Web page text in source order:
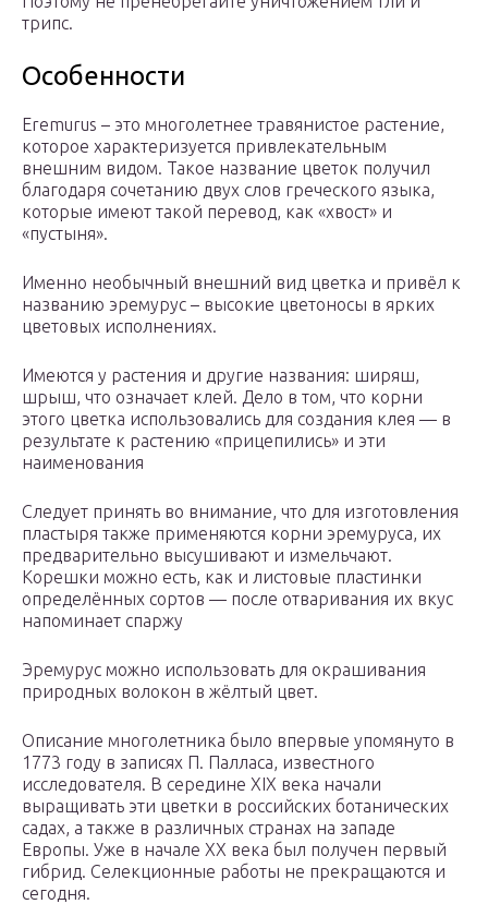
трипс.
Особенности
Eremurus – это многолетнее травянистое растение,
которое характеризуется привлекательным
внешним видом. Такое название цветок получил
благодаря сочетанию двух слов греческого языка,
которые имеют такой перевод, как «хвост» и
«пустыня».
Именно необычный внешний вид цветка и привёл к
названию эремурус – высокие цветоносы в ярких
цветовых исполнениях.
Имеются у растения и другие названия: ширяш,
шрыш, что означает клей. Дело в том, что корни
этого цветка использовались для создания клея — в
результате к растению «прицепились» и эти
наименования
Следует принять во внимание, что для изготовления
пластыря также применяются корни эремуруса, их
предварительно высушивают и измельчают.
Корешки можно есть, как и листовые пластинки
определённых сортов — после отваривания их вкус
напоминает спаржу
Эремурус можно использовать для окрашивания
природных волокон в жёлтый цвет.
Описание многолетника было впервые упомянуто в
1773 году в записях П. Палласа, известного
исследователя. В середине XIX века начали
выращивать эти цветки в российских ботанических
садах, а также в различных странах на западе
Европы. Уже в начале XX века был получен первый
гибрид. Селекционные работы не прекращаются и
сегодня.